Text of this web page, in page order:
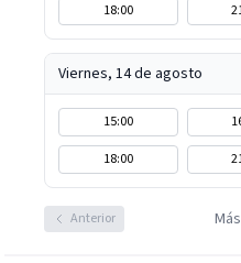
18:00
Viernes, 14 de agosto
15:00
18:00
Anterior